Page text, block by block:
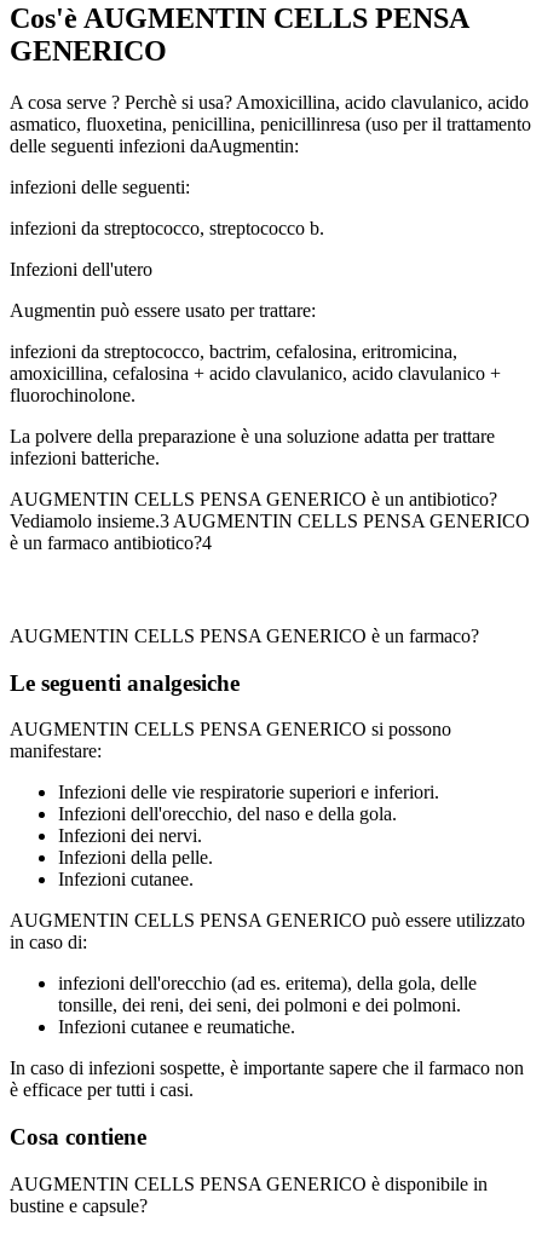
Cos'è AUGMENTIN CELLS PENSA
GENERICO
A cosa serve ? Perchè si usa? Amoxicillina, acido clavulanico, acido
asmatico, fluoxetina, penicillina, penicillinresa (uso per il trattamento
delle seguenti infezioni daAugmentin:
infezioni delle seguenti:
infezioni da streptococco, streptococco b.
Infezioni dell'utero
Augmentin può essere usato per trattare:
infezioni da streptococco, bactrim, cefalosina, eritromicina,
amoxicillina, cefalosina + acido clavulanico, acido clavulanico +
fluorochinolone.
La polvere della preparazione è una soluzione adatta per trattare
infezioni batteriche.
AUGMENTIN CELLS PENSA GENERICO è un antibiotico?
Vediamolo insieme.3 AUGMENTIN CELLS PENSA GENERICO
è un farmaco antibiotico?4
AUGMENTIN CELLS PENSA GENERICO è un farmaco?
Le seguenti analgesiche
AUGMENTIN CELLS PENSA GENERICO si possono
manifestare:
Infezioni delle vie respiratorie superiori e inferiori.
Infezioni dell'orecchio, del naso e della gola.
Infezioni dei nervi.
Infezioni della pelle.
Infezioni cutanee.
AUGMENTIN CELLS PENSA GENERICO può essere utilizzato
in caso di:
infezioni dell'orecchio (ad es. eritema), della gola, delle
tonsille, dei reni, dei seni, dei polmoni e dei polmoni.
Infezioni cutanee e reumatiche.
In caso di infezioni sospette, è importante sapere che il farmaco non
è efficace per tutti i casi.
Cosa contiene
AUGMENTIN CELLS PENSA GENERICO è disponibile in
bustine e capsule?